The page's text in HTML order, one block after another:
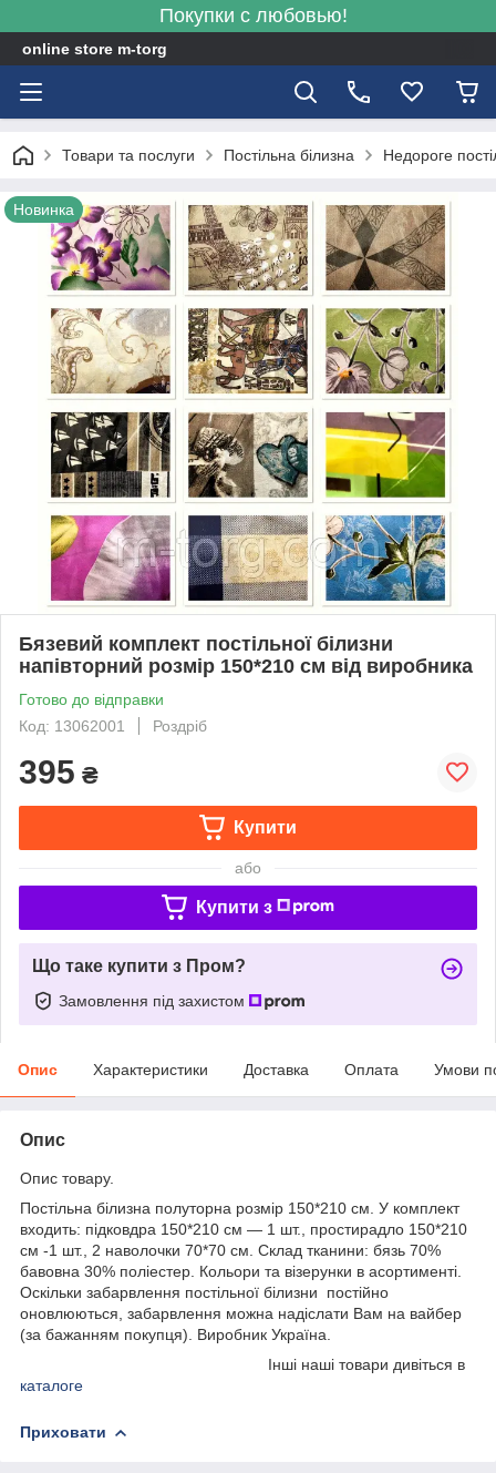
Покупки с любовью!
online store m-torg
Товари та послуги Постільна білизна Недороге
Новинка
Бязевий комплект постільної білизни
напівторний розмір 150*210 см від виробника
Готово до відправки
Код: 13062001
Роздріб
395 ₴
Купити
або
Купити з
Що таке купити з Пром?
Замовлення під захистом
Опис Характеристики Доставка Оплата Умови
Опис
Опис товару.
Постільна білизна полуторна розмір 150*210 см. У комплект
входить: підковдра 150*210 см — 1 шт., простирадло 150*210
см -1 шт., 2 наволочки 70*70 см. Склад тканини: бязь 70%
бавовна 30% поліестер. Кольори та візерунки в асортименті.
Оскільки забарвлення постільної білизни постійно
оновлюються, забарвлення можна надіслати Вам на вайбер
(за бажанням покупця). Виробник Україна.
Інші наші товари дивіться в
каталоге
Приховати